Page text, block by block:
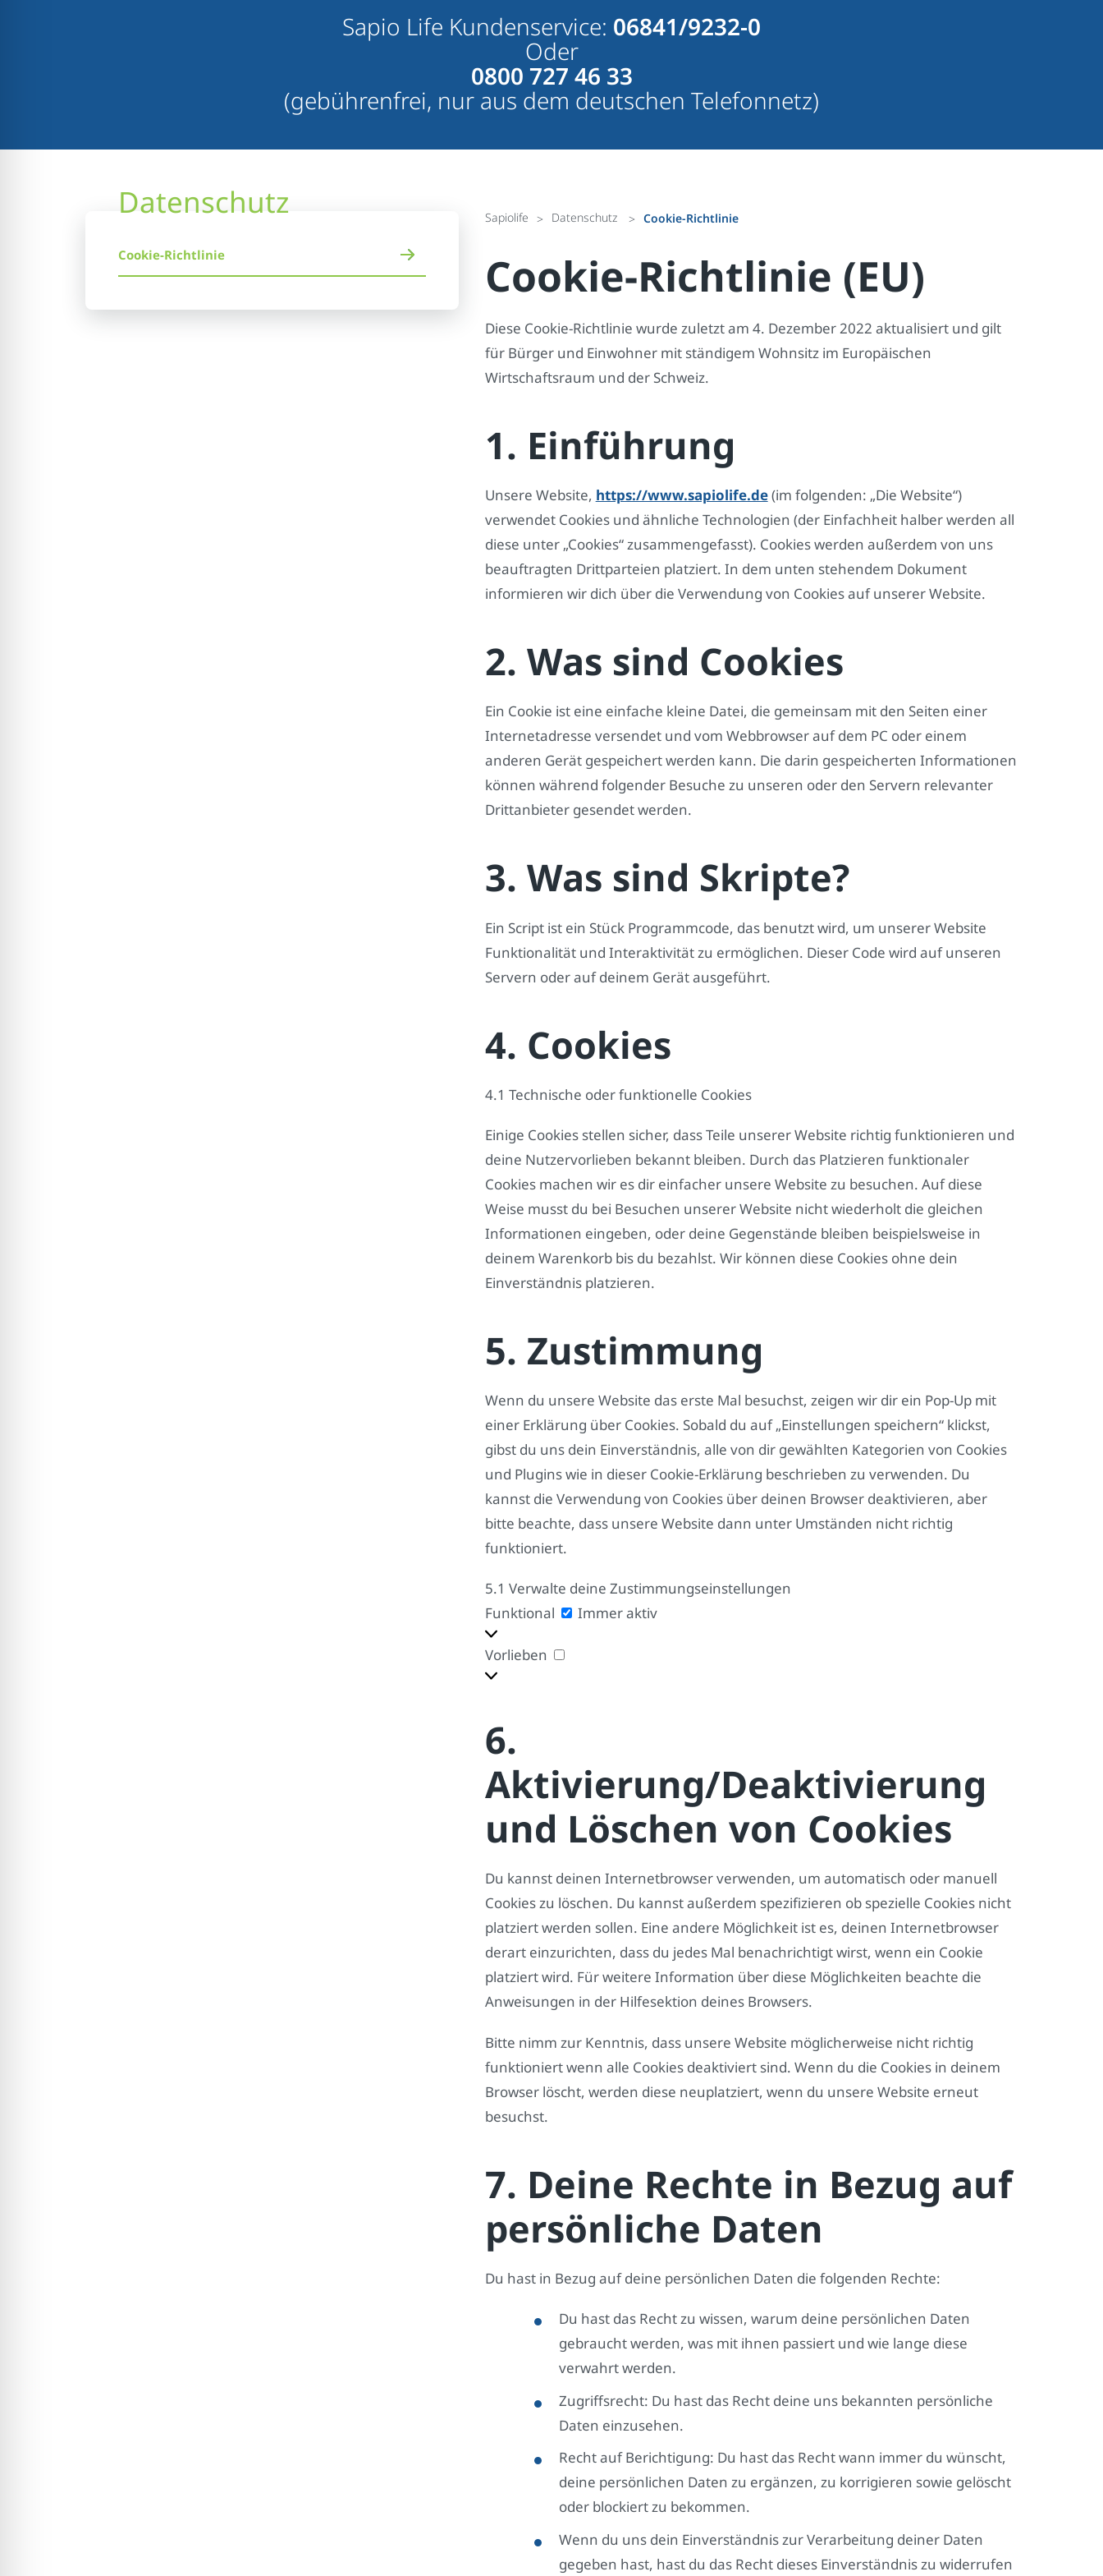
Sapio Life Kundenservice: 06841/9232-0
Oder
0800 727 46 33
(gebührenfrei, nur aus dem deutschen Telefonnetz)
Datenschutz
Cookie-Richtlinie
Sapiolife Datenschutz Cookie-Richtlinie
Cookie-Richtlinie (EU)
Diese Cookie-Richtlinie wurde zuletzt am 4. Dezember 2022 aktualisiert und gilt
für Bürger und Einwohner mit ständigem Wohnsitz im Europäischen
Wirtschaftsraum und der Schweiz.
1. Einführung
Unsere Website, https://www.sapiolife.de(im folgenden: „Die Website“)
verwendet Cookies und ähnliche Technologien (der Einfachheit halber werden all
diese unter „Cookies“ zusammengefasst). Cookies werden außerdem von uns
beauftragten Drittparteien platziert. In dem unten stehendem Dokument
informieren wir dich über die Verwendung von Cookies auf unserer Website.
2. Was sind Cookies
Ein Cookie ist eine einfache kleine Datei, die gemeinsam mit den Seiten einer
Internetadresse versendet und vom Webbrowser auf dem PC oder einem
anderen Gerät gespeichert werden kann. Die darin gespeicherten Informationen
können während folgender Besuche zu unseren oder den Servern relevanter
Drittanbieter gesendet werden.
3. Was sind Skripte?
Ein Script ist ein Stück Programmcode, das benutzt wird, um unserer Website
Funktionalität und Interaktivität zu ermöglichen. Dieser Code wird auf unseren
Servern oder auf deinem Gerät ausgeführt.
4. Cookies
4.1 Technische oder funktionelle Cookies
Einige Cookies stellen sicher, dass Teile unserer Website richtig funktionieren und
deine Nutzervorlieben bekannt bleiben. Durch das Platzieren funktionaler
Cookies machen wir es dir einfacher unsere Website zu besuchen. Auf diese
Weise musst du bei Besuchen unserer Website nicht wiederholt die gleichen
Informationen eingeben, oder deine Gegenstände bleiben beispielsweise in
deinem Warenkorb bis du bezahlst. Wir können diese Cookies ohne dein
Einverständnis platzieren.
5. Zustimmung
Wenn du unsere Website das erste Mal besuchst, zeigen wir dir ein Pop-Up mit
einer Erklärung über Cookies. Sobald du auf „Einstellungen speichern“ klickst,
gibst du uns dein Einverständnis, alle von dir gewählten Kategorien von Cookies
und Plugins wie in dieser Cookie-Erklärung beschrieben zu verwenden. Du
kannst die Verwendung von Cookies über deinen Browser deaktivieren, aber
bitte beachte, dass unsere Website dann unter Umständen nicht richtig
funktioniert.
5.1 Verwalte deine Zustimmungseinstellungen
Funktional
Funktional
Immer aktiv
Vorlieben
6.
Aktivierung/Deaktivierung
und Löschen von Cookies
Du kannst deinen Internetbrowser verwenden, um automatisch oder manuell
Cookies zu löschen. Du kannst außerdem spezifizieren ob spezielle Cookies nicht
platziert werden sollen. Eine andere Möglichkeit ist es, deinen Internetbrowser
derart einzurichten, dass du jedes Mal benachrichtigt wirst, wenn ein Cookie
platziert wird. Für weitere Information über diese Möglichkeiten beachte die
Anweisungen in der Hilfesektion deines Browsers.
Bitte nimm zur Kenntnis, dass unsere Website möglicherweise nicht richtig
funktioniert wenn alle Cookies deaktiviert sind. Wenn du die Cookies in deinem
Browser löscht, werden diese neuplatziert, wenn du unsere Website erneut
besuchst.
7. Deine Rechte in Bezug auf
persönliche Daten
Du hast in Bezug auf deine persönlichen Daten die folgenden Rechte:
Du hast das Recht zu wissen, warum deine persönlichen Daten
gebraucht werden, was mit ihnen passiert und wie lange diese
verwahrt werden.
Zugriffsrecht: Du hast das Recht deine uns bekannten persönliche
Daten einzusehen.
Recht auf Berichtigung: Du hast das Recht wann immer du wünscht,
deine persönlichen Daten zu ergänzen, zu korrigieren sowie gelöscht
oder blockiert zu bekommen.
Wenn du uns dein Einverständnis zur Verarbeitung deiner Daten
gegeben hast, hast du das Recht dieses Einverständnis zu widerrufen